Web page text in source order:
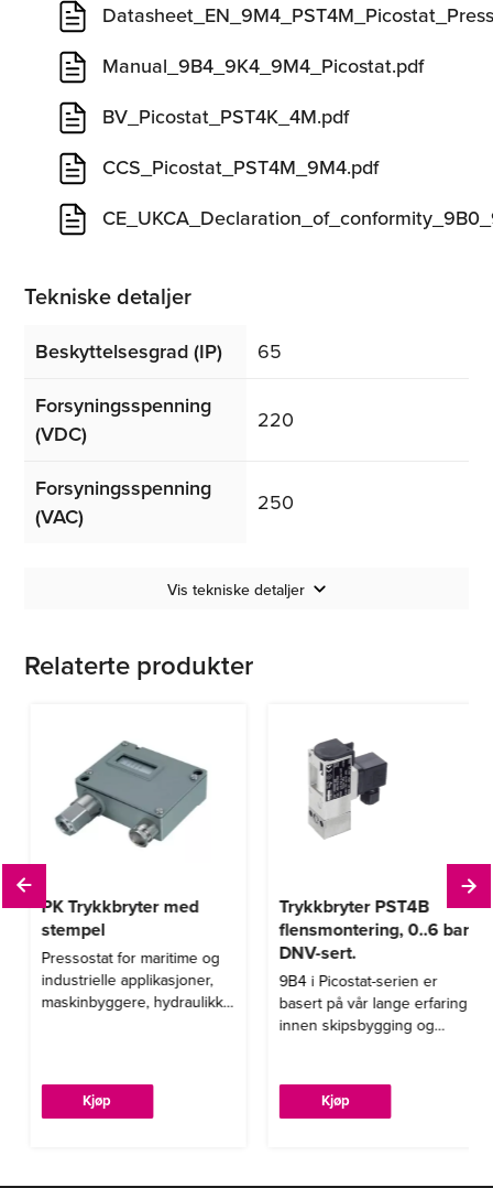
Manual_9B4_9K4_9M4_Picostat.pdf
BV_Picostat_PST4K_4M.pdf
CCS_Picostat_PST4M_9M4.pdf
Tekniske detaljer
Beskyttelsesgrad (IP)
65
Forsyningsspenning
(VDC)
220
Forsyningsspenning
(VAC)
250
Vis tekniske detaljer
Relaterte produkter
PK Trykkbryter med
stempel
Pressostat for maritime og
industrielle applikasjoner,
maskinbyggere, hydraulikk.
Kjøp
Dette
produktet
Trykkbryter PST4B
flensmontering, 0..6 bar,
DNV-sert.
9B4 i Picostat-serien er
basert på vår lange erfaring
innen skipsbygging og
versjonen tilbyr høy
vibrasjonsmotstand i et
Kjøp